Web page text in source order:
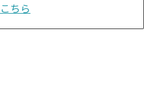
ちら